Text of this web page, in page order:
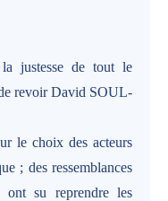
justesse de tout le
revoir David SOUL-
le choix des acteurs
; des ressemblances
ont su reprendre les